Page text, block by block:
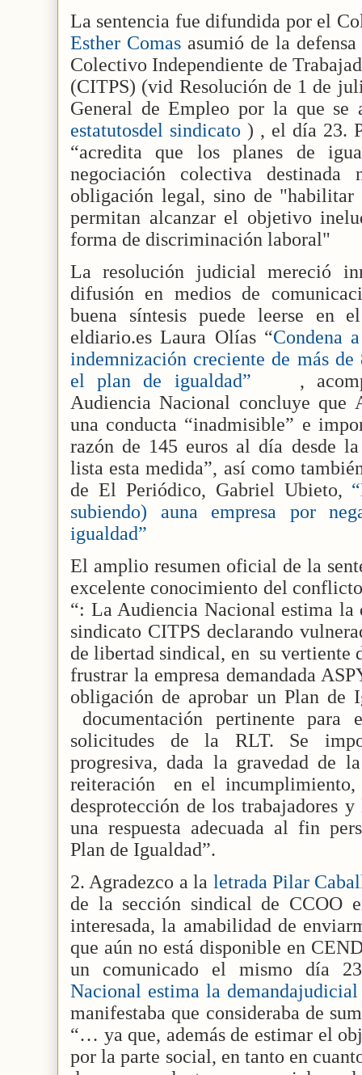
La sentencia fue difundida por el
Esther Comas asumió de la
Colectivo Independiente de
(CITPS) (vid Resolución de 1 de
General de Empleo por la que se
estatutosdel sindicato ) , el día 23.
“acredita que los planes de
negociación colectiva
obligación legal, sino de "habilitar
permitan alcanzar el objetivo
forma de discriminación laboral"
La resolución judicial mereció
difusión en medios de
buena síntesis puede leerse en
eldiario.es Laura Olías “Condena
indemnización creciente de más de
el plan de igualdad”
,
Audiencia Nacional concluye que
una conducta “inadmisible” e
razón de 145 euros al día desde
lista esta medida”, así como
de El Periódico, Gabriel Ubieto,
subiendo) auna empresa por
igualdad”
El amplio resumen oficial de la
excelente conocimiento del
“: La Audiencia Nacional estima la
sindicato CITPS declarando
de libertad sindical, en su vertiente
frustrar la empresa demandada
obligación de aprobar un Plan de
documentación pertinente
solicitudes de la RLT. Se
progresiva, dada la gravedad de
reiteración
en el
desprotección de los trabajadores
una respuesta adecuada al fin
Plan de Igualdad”.
2. Agradezco a la letrada Pilar
de la sección sindical de CCOO
interesada, la amabilidad de
que aún no está disponible en
un comunicado el mismo día
Nacional estima la
manifestaba que consideraba de
“… ya que, además de estimar el
por la parte social, en tanto en